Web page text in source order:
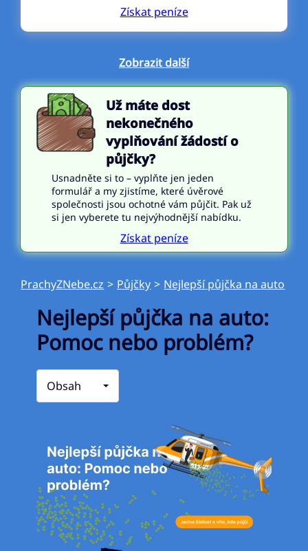
Získatpeníze
Zobrazit další
Už máte dost
nekonečného
vyplňování žádostí o
půjčky?
Usnadněte si to – vyplňte jen jeden
formulář a my zjistíme, které úvěrové
společnosti jsou ochotné vám půjčit. Pak už
si jen vyberete tu nejvýhodnější nabídku.
Získat peníze
PrachyZNebe.cz > Půjčky > Nejlepší půjčka na auto
Nejlepší půjčka na auto:
Pomoc nebo problém?
Obsah